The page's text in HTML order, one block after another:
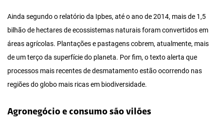
Ainda segundo o relatório da Ipbes, até o ano de 2014, mais de 1,5
bilhão de hectares de ecossistemas naturais foram convertidos em
áreas agrícolas. Plantações e pastagens cobrem, atualmente, mais
de um terço da superfície do planeta. Por fim, o texto alerta que
processos mais recentes de desmatamento estão ocorrendo nas
regiões do globo mais ricas em biodiversidade.
Agronegócio e consumo são vilões